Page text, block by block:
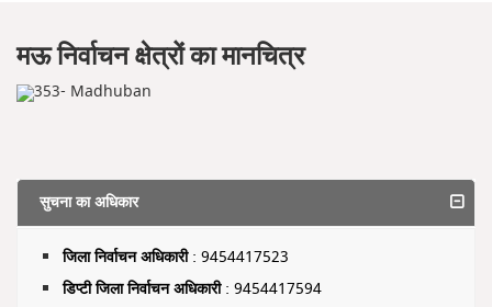
मऊ निर्वाचन क्षेत्रों का मानचित्र
सुचना का अधिकार
जिला निर्वाचन अधिकारी: 9454417523
डिप्टी जिला निर्वाचन अधिकारी: 9454417594